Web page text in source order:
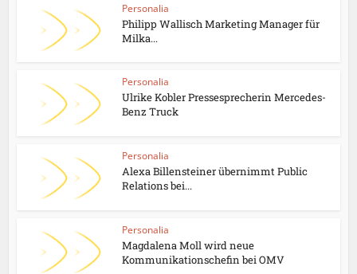
Personalia
Philipp Wallisch Marketing Manager für
Milka...
Personalia
Ulrike Kobler Pressesprecherin Mercedes-
Benz Truck
Personalia
Alexa Billensteiner übernimmt Public
Relations bei...
Personalia
Magdalena Moll wird neue
Kommunikationschefin bei OMV